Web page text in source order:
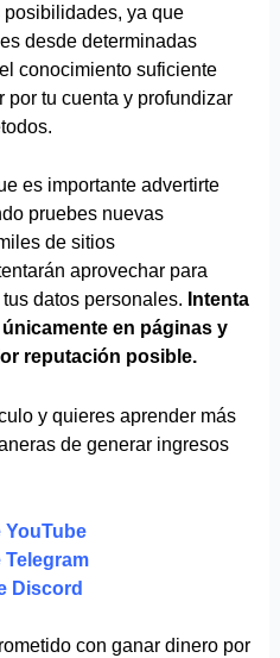
ya que
desde determinadas
conocimiento suficiente
por tu cuenta y profundizar
es importante advertirte
pruebes nuevas
de sitios
aprovechar para
datos personales. Intenta
en páginas y
reputación posible.
y quieres aprender más
de generar ingresos
YouTube
Telegram
Discord
con ganar dinero por